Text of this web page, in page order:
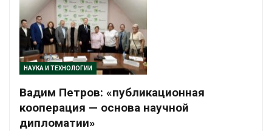
НАУКА И ТЕХНОЛОГИИ
Вадим Петров: «публикационная
кооперация — основа научной
дипломатии»